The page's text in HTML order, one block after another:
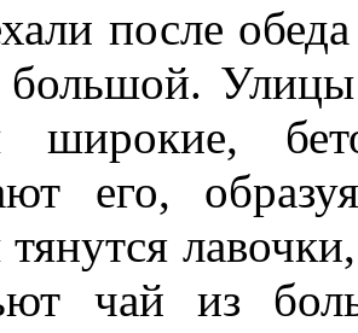
после
большой.
широкие,
его,
чай из